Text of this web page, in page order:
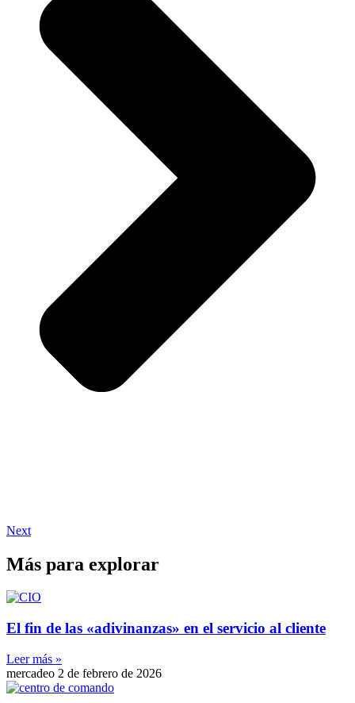
Next
Más para explorar
El fin de las «adivinanzas» en el servicio al cliente
Leer más »
mercadeo 2 de febrero de 2026